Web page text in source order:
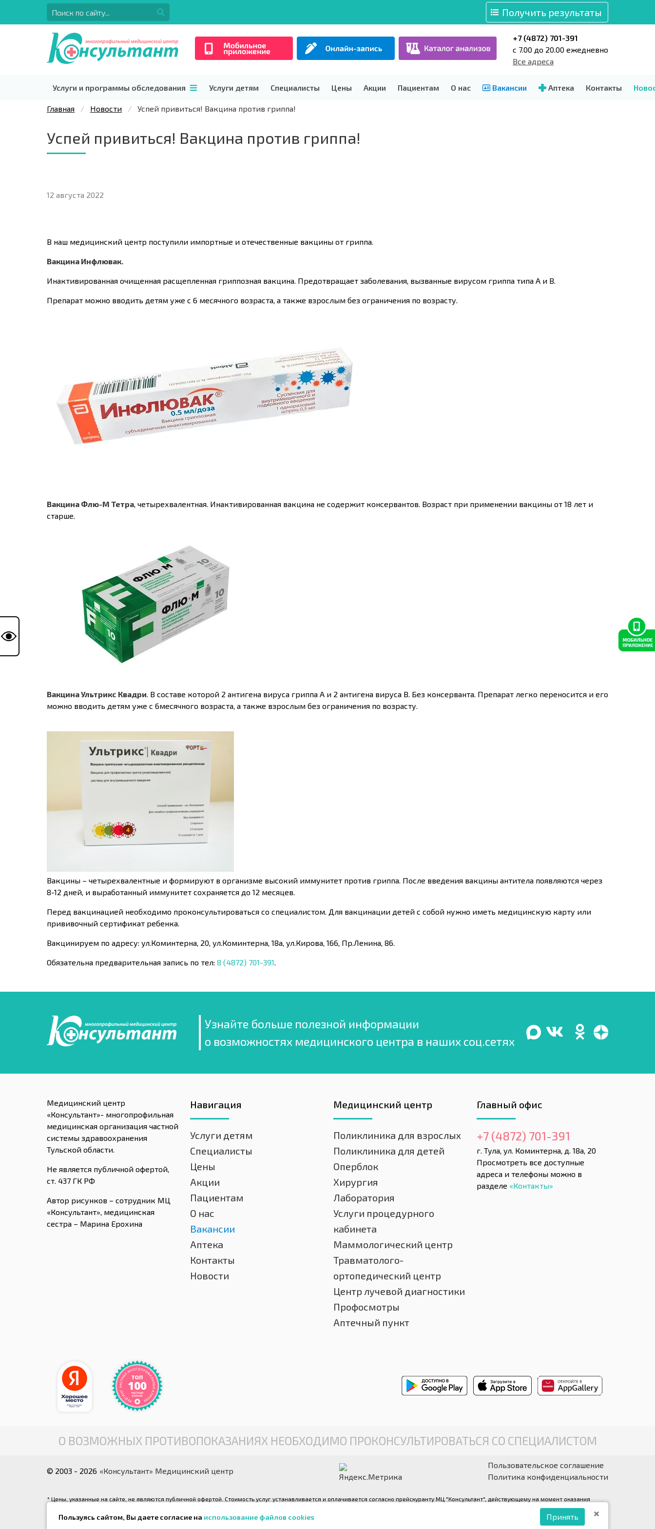
Получить результаты
+7 (4872) 701-391
c 7.00 до 20.00 ежедневно
Все адреса
Услуги и программы обследования Услуги детям Специалисты Цены Акции Пациентам О нас Вакансии Аптека Контакты
Главная Новости Успей привиться! Вакцина против гриппа!
Успей привиться! Вакцина против гриппа!
12 августа 2022
В наш медицинский центр поступили импортные и отечественные вакцины от гриппа.
Вакцина Инфлювак.
Инактивированная очищенная расщепленная гриппозная вакцина. Предотвращает заболевания, вызванные вирусом гриппа типа A и B.
Препарат можно вводить детям уже с 6 месячного возраста, а также взрослым без ограничения по возрасту.
Вакцина Флю-М Тетра , четырехвалентная. Инактивированная вакцина не содержит консервантов. Возраст при применении вакцины от 18 лет и
старше.
Вакцина Ультрикс Квадри . В составе которой 2 антигена вируса гриппа А и 2 антигена вируса В. Без консерванта. Препарат легко переносится и его
можно вводить детям уже с 6месячного возраста, а также взрослым без ограничения по возрасту.
Вакцины – четырехвалентные и формируют в организме высокий иммунитет против гриппа. После введения вакцины антитела появляются через
8-12 дней, и выработанный иммунитет сохраняется до 12 месяцев.
Перед вакцинацией необходимо проконсультироваться со специалистом. Для вакцинации детей с собой нужно иметь медицинскую карту или
прививочный сертификат ребенка.
Вакцинируем по адресу: ул.Коминтерна, 20, ул.Коминтерна, 18а, ул.Кирова, 166, Пр.Ленина, 86.
Обязательна предварительная запись по тел: 8 (4872) 701-391
Узнайте больше полезной информации
о возможностях медицинского центра в наших соц.сетях
Медицинский центр
«Консультант»- многопрофильная
медицинская организация частной
системы здравоохранения
Тульской области.
Не является публичной офертой,
ст. 437 ГК РФ
Автор рисунков – сотрудник МЦ
«Консультант», медицинская
сестра – Марина Ерохина
Навигация
Услуги детям
Специалисты
Цены
Акции
Пациентам
О нас
Вакансии
Аптека
Контакты
Новости
Медицинский центр
Поликлиника для взрослых
Поликлиника для детей
Оперблок
Хирургия
Лаборатория
Услуги процедурного
кабинета
Маммологический центр
Травматолого-
ортопедический центр
Центр лучевой диагностики
Профосмотры
Аптечный пункт
Главный офис
+7 (4872) 701-391
г. Тула, ул. Коминтерна, д. 18а, 20
Просмотреть все доступные
адреса и телефоны можно в
разделе «Контакты»
О ВОЗМОЖНЫХ ПРОТИВОПОКАЗАНИЯХ НЕОБХОДИМО ПРОКОНСУЛЬТИРОВАТЬСЯ СО СПЕЦИАЛИСТОМ
© 2003 - 2026 «Консультант» Медицинский центр
Пользовательское соглашение
Политика конфиденциальности
* Цены, указанные на сайте, не являются публичной офертой. Стоимость услуг устанавливается и оплачивается согласно прейскуранту МЦ "Консультант", действующему на момент оказания
** Все фотографии, размещенные на интернет-сайте, являются авторскими и выполнены фотографом медицинского центра «Консультант» (правообладатель ООО «Медрейд»)
Пользуясь сайтом, Вы даете согласие на использование файлов cookies Принять